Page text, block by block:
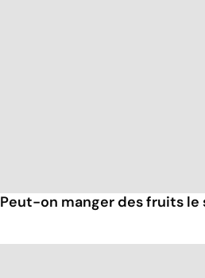
Peut-on manger des fruits le